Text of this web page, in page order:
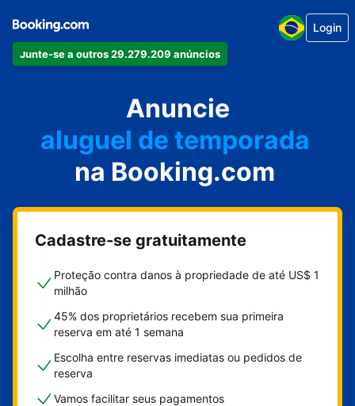
Junte-se a outros 29.279.209 anúncios
Login
Anuncie
seu apartamento
seu hotel
aluguel de temporada
sua pousada
sua casa
na Booking.com
Cadastre-se gratuitamente
Proteção contra danos à propriedade de até US$ 1
milhão
45% dos proprietários recebem sua primeira
reserva em até 1 semana
Escolha entre reservas imediatas ou pedidos de
reserva
Vamos facilitar seus pagamentos